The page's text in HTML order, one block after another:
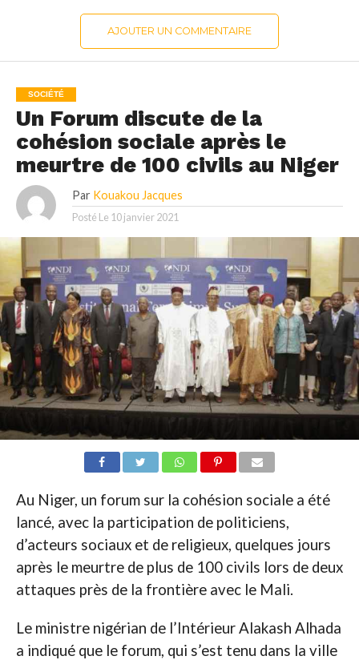
AJOUTER UN COMMENTAIRE
SOCIÉTÉ
Un Forum discute de la
cohésion sociale après le
meurtre de 100 civils au Niger
Par Kouakou Jacques
Posté Le 10 janvier 2021
Au Niger, un forum sur la cohésion sociale a été
lancé, avec la participation de politiciens,
d’acteurs sociaux et de religieux, quelques jours
après le meurtre de plus de 100 civils lors de deux
attaques près de la frontière avec le Mali.
Le ministre nigérian de l’Intérieur Alakash Alhada
a indiqué que le forum, qui s’est tenu dans la ville